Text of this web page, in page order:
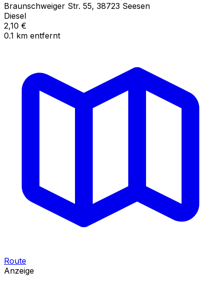
Braunschweiger Str. 55, 38723 Seesen
Diesel
2,10 €
0.1 km entfernt
Route
Anzeige